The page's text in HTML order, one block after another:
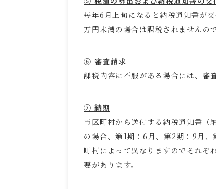
毎年6月上旬になると納税通知書が
万円未満の場合は課税されませんの
⑥ 審査請求
課税内容に不服がある場合には、審
⑦ 納期
市区町村から送付する納税通知書（
の場合、第1期：6月、第2期：9月
町村によって異なりますのでそれぞ
要があります。